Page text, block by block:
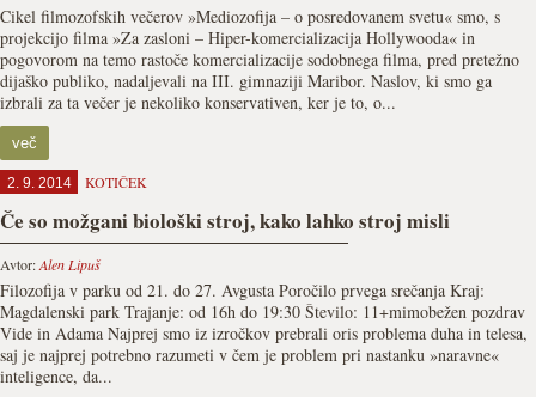
Cikel filmozofskih večerov »Mediozofija – o posredovanem svetu« smo, s
projekcijo filma »Za zasloni – Hiper-komercializacija Hollywooda« in
pogovorom na temo rastoče komercializacije sodobnega filma, pred pretežno
dijaško publiko, nadaljevali na III. gimnaziji Maribor. Naslov, ki smo ga
izbrali za ta večer je nekoliko konservativen, ker je to, o...
več
2. 9. 2014 KOTIČEK
Če so možgani biološki stroj, kako lahko stroj misli
Avtor:Alen Lipuš
Filozofija v parku od 21. do 27. Avgusta Poročilo prvega srečanja Kraj:
Magdalenski park Trajanje: od 16h do 19:30 Število: 11+mimobežen pozdrav
Vide in Adama Najprej smo iz izročkov prebrali oris problema duha in telesa,
saj je najprej potrebno razumeti v čem je problem pri nastanku »naravne«
inteligence, da...